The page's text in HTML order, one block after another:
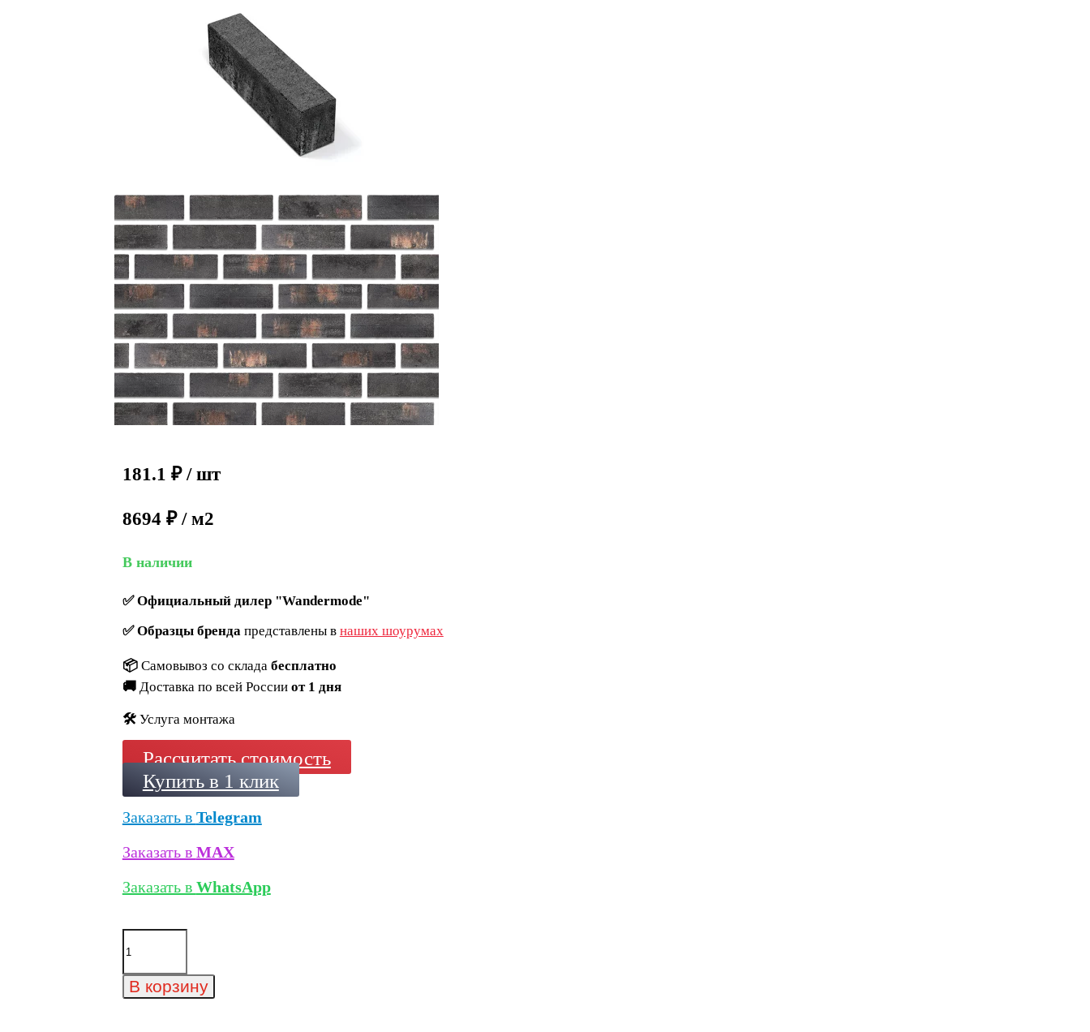
181.1 ₽ / шт
8694 ₽ / м2
В наличии
✅Официальный дилер "Wandermode"
✅Образцы брендапредставлены в наших шоурумах
📦 Самовывоз со склада бесплатно
🚚 Доставка по всей России от 1 дня
🛠️ Услуга монтажа
Рассчитать стоимость
Купить в 1 клик
Заказать в Telegram
Заказать в MAX
Заказать в WhatsApp
Количество
товара
кирпич
Wandermode
В корзину